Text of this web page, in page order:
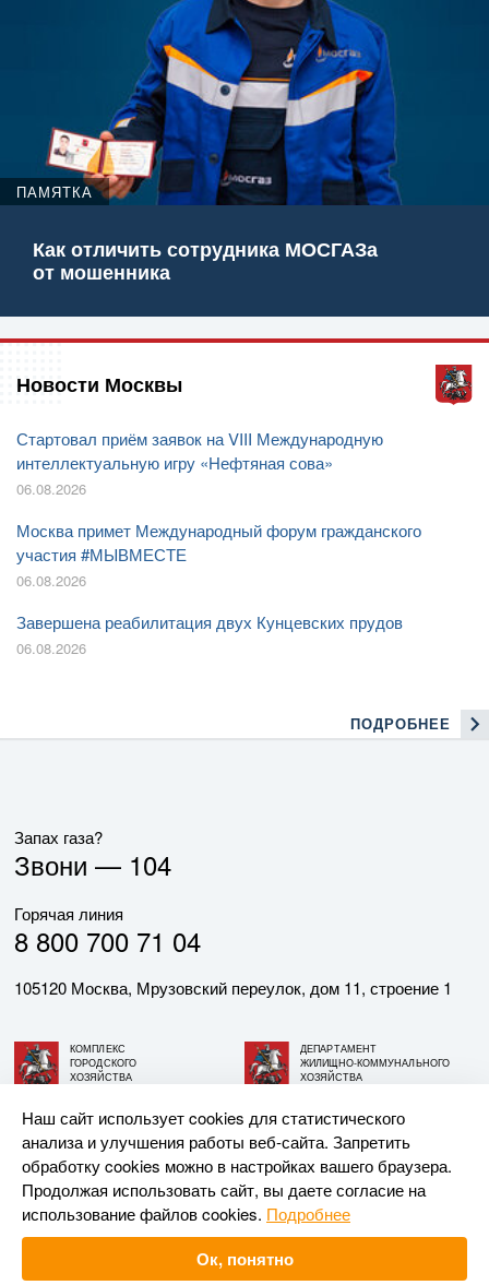
ПАМЯТКА
Как отличить сотрудника МОСГАЗа
от мошенника
Новости Москвы
Стартовал приём заявок на VIII Международную
интеллектуальную игру «Нефтяная сова»
06.08.2026
Москва примет Международный форум гражданского
участия #МЫВМЕСТЕ
06.08.2026
Завершена реабилитация двух Кунцевских прудов
06.08.2026
ПОДРОБНЕЕ
Запах газа?
Звони — 104
Горячая линия
8 800 700 71 04
105120 Москва, Мрузовский переулок, дом 11, строение 1
КОМПЛЕКС
ГОРОДСКОГО
ХОЗЯЙСТВА
ДЕПАРТАМЕНТ
ЖИЛИЩНО-КОММУНАЛЬНОГО
ХОЗЯЙСТВА
© АО «МОСГАЗ», 2026. При использовании материалов
ссылка на сайт обязательна.
Разработка и поддержка —Upriver
Наш сайт использует cookies для статистического
анализа и улучшения работы веб-сайта. Запретить
обработку cookies можно в настройках вашего браузера.
Продолжая использовать сайт, вы даете согласие на
использование файлов cookies. Подробнее
Ок, понятно